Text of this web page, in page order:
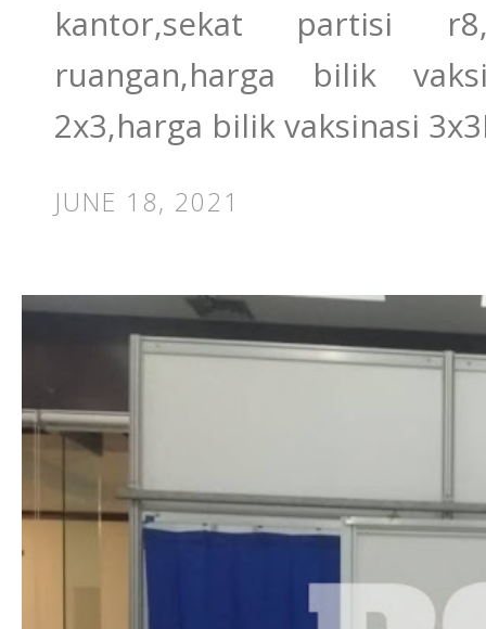
kantor,sekat partisi
ruangan,harga bilik
2x3,harga bilik vaksinasi
JUNE 18, 2021